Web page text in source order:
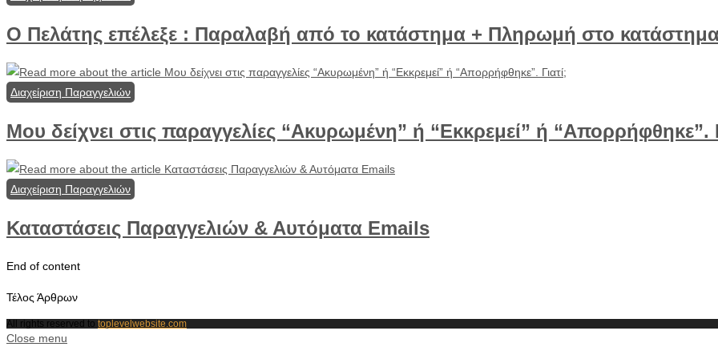
Ο Πελάτης επέλεξε : Παραλαβή από το κατάστημα + Πληρωμή στο
Διαχείριση Παραγγελιών
Μου δείχνει στις παραγγελίες “Ακυρωμένη” ή “Εκκρεμεί” ή “Απορρήφθηκε”.
Διαχείριση Παραγγελιών
Καταστάσεις Παραγγελιών & Αυτόματα Emails
End of content
Τέλος Άρθρων
All rights reserved to toplevelwebsite.com
Close menu